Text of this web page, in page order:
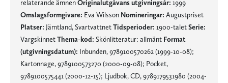
relaterande ämnenOriginalutgåvans utgivningsår: 1999
Omslagsformgivare: Eva Wilsson Nomineringar: Augustpriset
Platser: Jämtland, SvartvattnetTidsperioder: 1900-taletSerie:
VargskinnetThema-kod: Skönlitteratur: allmänt Format
(utgivningsdatum): Inbunden, 9789100570262 (1999-10-08);
Kartonnage, 9789100573270 (2000-09-08); Pocket,
9789100575441 (2000-12-15); Ljudbok, CD, 9789179531980 (2004-